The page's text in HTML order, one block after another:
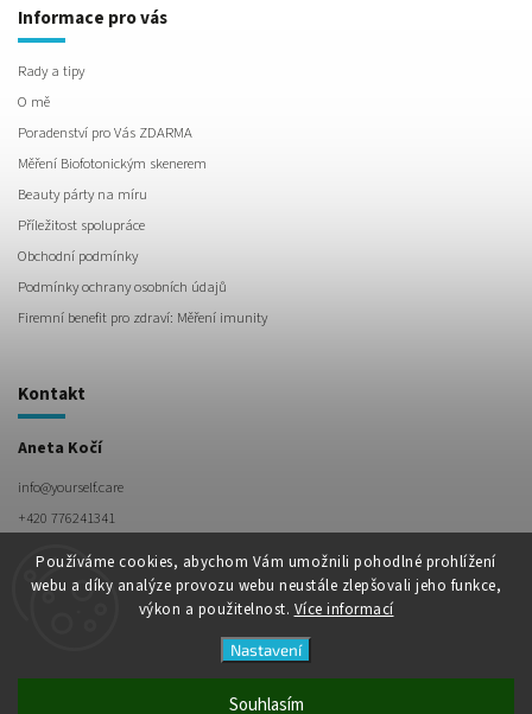
Používáme cookies, abychom Vám umožnili pohodlné prohlížení
webu a díky analýze provozu webu neustále zlepšovali jeho funkce,
výkon a použitelnost. Více informací
Nastavení
Souhlasím
Informace pro vás
Rady a tipy
O mě
Poradenství pro Vás ZDARMA
Měření Biofotonickým skenerem
Beauty párty na míru
Příležitost spolupráce
Obchodní podmínky
Podmínky ochrany osobních údajů
Firemní benefit pro zdraví: Měření imunity
Kontakt
Aneta Kočí
info@yourself.care
+420 776241341